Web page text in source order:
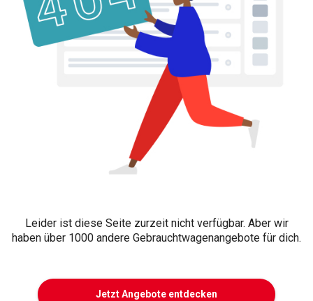
Leider ist diese Seite zurzeit nicht verfügbar. Aber wir
haben über 1000 andere Gebrauchtwagenangebote für dich.
Jetzt Angebote entdecken